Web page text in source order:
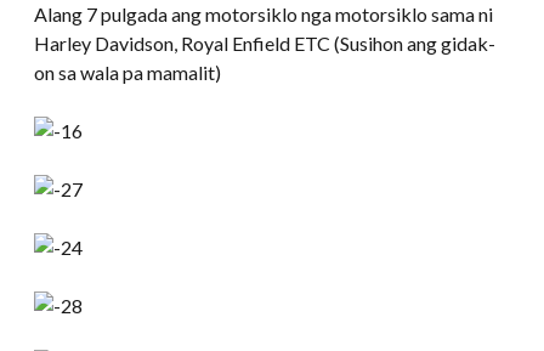
Alang 7 pulgada ang motorsiklo nga motorsiklo sama ni
Harley Davidson, Royal Enfield ETC (Susihon ang gidak-
on sa wala pa mamalit)